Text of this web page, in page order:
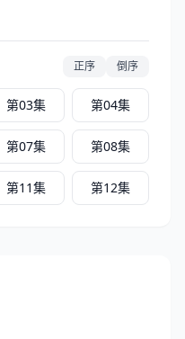
正序 倒序
第03集 第04集
第07集 第08集
第11集 第12集